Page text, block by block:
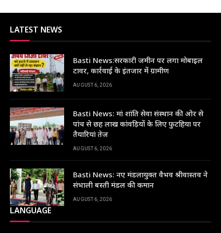
LATEST NEWS
Basti News:सरकारी जमीन पर लगा मोबाइल
टावर, कार्रवाई के इंतजार में ग्रामीण
AUGUST 6, 2026
Basti News: मां शांति सेवा संस्थान की ओर से
पांच से छह लाख कांवड़ियों के लिए फुटहिया पर
तैयारियां तेज
AUGUST 6, 2026
Basti News: नए मंडलायुक्त वैभव श्रीवास्तव ने
संभाली बस्ती मंडल की कमान
AUGUST 6, 2026
LANGUAGE